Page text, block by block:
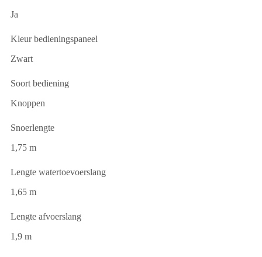
Ja
Kleur bedieningspaneel
Zwart
Soort bediening
Knoppen
Snoerlengte
1,75 m
Lengte watertoevoerslang
1,65 m
Lengte afvoerslang
1,9 m